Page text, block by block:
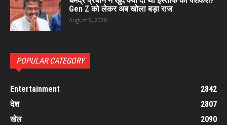
Gen Z को लेकर अब खोला बड़ा राज
August 9, 2026
POPULAR CATEGORY
Entertainment
2842
देश
2807
खेल
2090